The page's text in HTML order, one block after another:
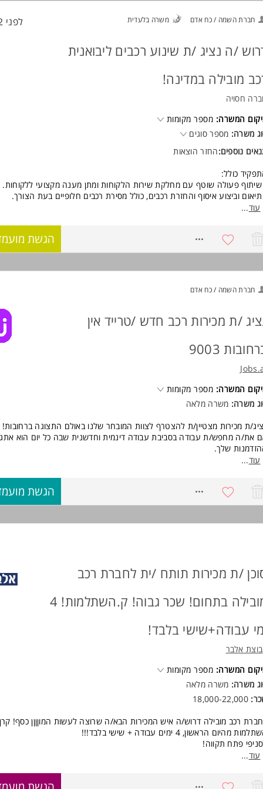
ומסירת הרכב ללקוח
בשירות פרונטלי ללקוחות - חובה
עם עולם הרכב - חובה
מוכנות לשעות נוספות
חברת השמה / כח אדם משרה בלעדית לפני 12 שעות
/ה נציג /ת שינוע רכבים ליבואנית
מובילה במדינה!
חסויה
המשרה: מספר מקומות
משרה: מספר סוגים
נוספים:החזר הוצאות
כולל:
פעולה שוטף עם מחלקת שירות הלקוחות ומתן מענה מקצועי ללקוחות.
וביצוע איסוף והחזרת רכבים, כולל מסירת רכבים חלופיים בעת הצורך.
ממשקי עבודה מול גורמים פנים וחוץ ארגוניים לקידום תהליכים ומתן שירות
דרישות:
- רישיון נהיגה בתוקף מעל שנתיים - חובה
עבודה טובה בצוות ושיתוף פעולה
עם תחום הרכב - יתרון המשרה מיועדת לנשים ולגברים כאחד.
עוד...
הגשת
חברת השמה / כח אדם
/ת מכירות רכב חדש /טרייד אין
9003
המשרה: מספר מקומות
משרה: משרה מלאה
ת מכירות מצטיין/ת להצטרף לצוות המובחר שלנו באולם התצוגה ברחובות!
את/ה מחפש/ת עבודה בסביבת עבודה דינמית וחדשנית שבה כל יום הוא
שלך.
אלינו ותהנו ממקום עבודה יצירתי ואומנותי, הפועל באווירה מקצועית
אנו מחפשים מועמד/ת חריפ/ה וחד/ה, עם ניסיון בתחום מכירות רכבים חדשים
עבודה מול לקוחות מרוצים וסגירת עסקאות משתלמות יהוו חלק משגרת היום
מצוינת לפיתוח קריירה בתחום הרכב במקום עבודה יציב ומתפתח.
חריפ/ה, חד/ה, ותותח/ית במכירות
עוד...
הגשת
/ת מכירות תותח /ית לחברת רכב
מובילה בתחום! שכר גבוה! ק.השתלמות! 4
עבודה+שישי בלבד!
אלבר
המשרה: מספר מקומות
משרה: משרה מלאה
18,000-22,000
רכב מובילה דרוש/ה איש המכירות הבא/ה שרוצה לעשות המוןןןן כסף! קרן
מהיום הראשון, 4 ימים עבודה + שישי בלבד!!!
פתח תקווה!
מהתפקיד:עוד...